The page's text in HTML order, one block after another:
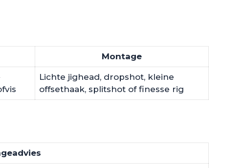
Montage
Lichte jighead, dropshot, kleine
offsethaak, splitshot of finesse rig